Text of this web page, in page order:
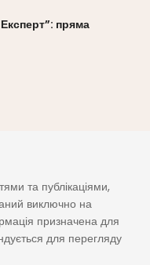
пряма
та публікаціями,
виключно на
призначена для
для перегляду